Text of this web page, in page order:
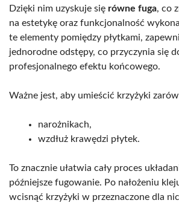
Dzięki nim uzyskuje się równe fuga, co
na estetykę oraz funkcjonalność
te elementy pomiędzy płytkami,
jednorodne odstępy, co przyczynia się
profesjonalnego efektu końcowego.
Ważne jest, aby umieścić krzyżyki
narożnikach,
wzdłuż krawędzi płytek.
To znacznie ułatwia cały proces
późniejsze fugowanie. Po nałożeniu
wcisnąć krzyżyki w przeznaczone dla